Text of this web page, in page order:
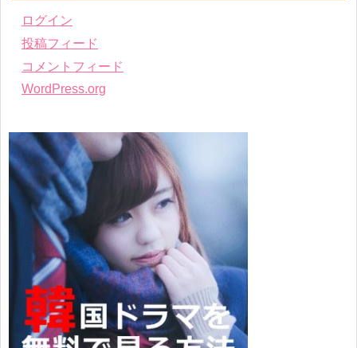
ログイン
投稿フィード
コメントフィード
WordPress.org